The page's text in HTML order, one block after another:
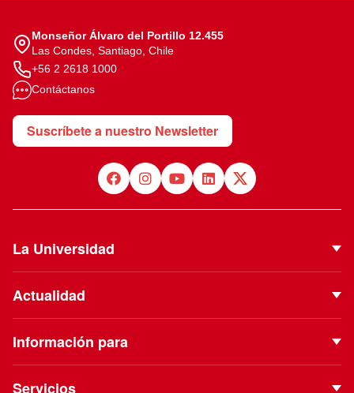
Monseñor Álvaro del Portillo 12.455
Las Condes, Santiago, Chile
+56 2 2618 1000
Contáctanos
Suscríbete a nuestro Newsletter
La Universidad
Proyecto Institucional
Vinculación con el Medio
Actualidad
Podcast
Información para
Servicios